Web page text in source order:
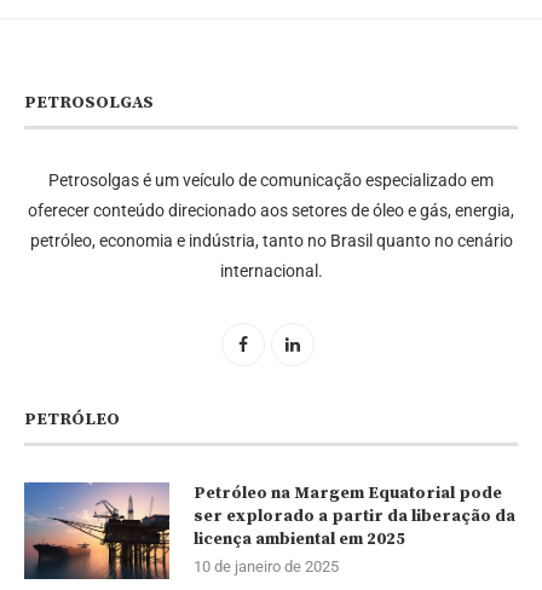
PETROSOLGAS
Petrosolgas é um veículo de comunicação especializado em
oferecer conteúdo direcionado aos setores de óleo e gás, energia,
petróleo, economia e indústria, tanto no Brasil quanto no cenário
internacional.
PETRÓLEO
Petróleo na Margem Equatorial pode
ser explorado a partir da liberação da
licença ambiental em 2025
10 de janeiro de 2025